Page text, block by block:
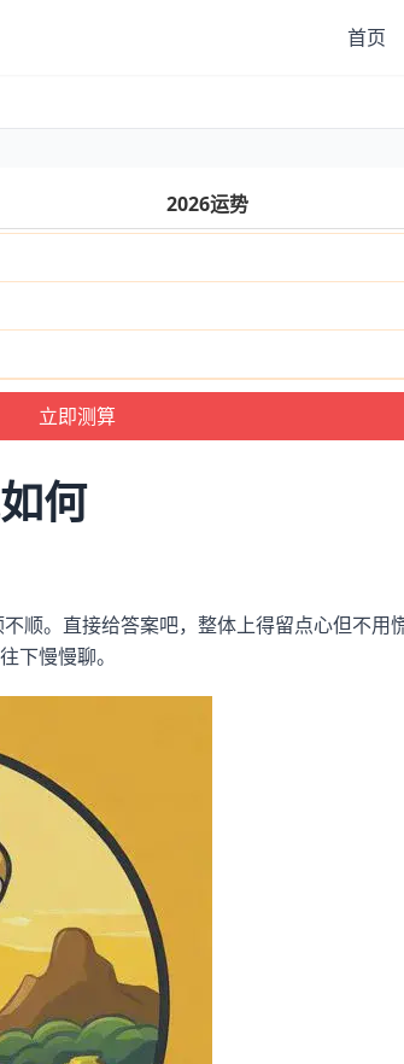
首页
2026运势
何
顺。直接给答案吧，整体上得留点心但不用
下慢慢聊。